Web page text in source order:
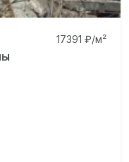
17391 ₽/м²